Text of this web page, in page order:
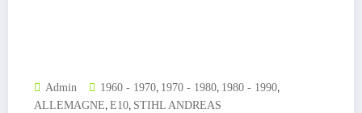
Admin 1960 - 1970, 1970 - 1980, 1980 - 1990,
ALLEMAGNE, E10, STIHL ANDREAS